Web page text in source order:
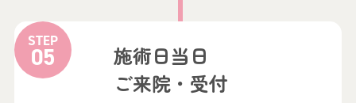
STEP
施術日当日
ご来院・受付